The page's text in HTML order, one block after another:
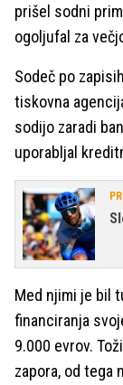
prišel sodni
ogoljufal za
Sodeč po
tiskovna
sodijo zaradi
uporabljal
Med njimi je bil
financiranja
9.000 evrov.
zapora, od tega